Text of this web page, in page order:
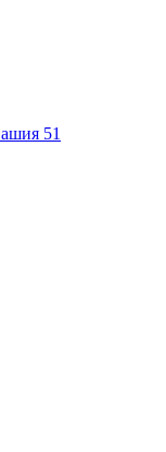
51